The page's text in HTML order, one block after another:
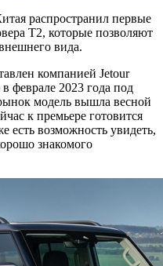
распространил первые
Т2, которые позволяют
вида.
компанией Jetour
феврале 2023 года под
модель вышла весной
к премьере готовится
есть возможность увидеть,
знакомого